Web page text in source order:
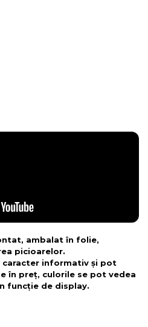
ambalat în folie,
picioarelor.
caracter informativ și pot
în preț, culorile se pot vedea
funcție de display.